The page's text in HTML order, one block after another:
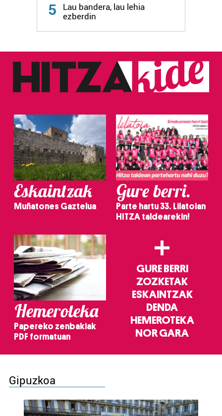
5
Lau bandera, lau lehia
ezberdin
Eskaintzak
Muñatones Gaztelua
Gure berri.
Parte hartu 33. Lilatoian
HITZA taldearekin!
Hemeroteka
Papereko zenbakiak
PDF formatuan
+
GURE BERRI
ZOZKETAK
ESKAINTZAK
DENDA
HEMEROTEKA
NOR GARA
Gipuzkoa